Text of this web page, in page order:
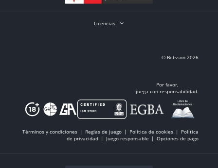
Licencias
© Betsson 2026
Por favor,
juega con responsabilidad.
Términos y condiciones Reglas de juego Política de cookies
Política
de privacidad
Juego responsable Opciones de pago